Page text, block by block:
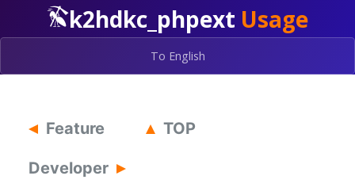
k2hdkc_phpext Usage
To English
Feature TOP
Developer